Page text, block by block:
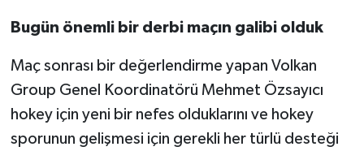
Bugün önemli bir derbi maçın galibi olduk
Maç sonrası bir değerlendirme yapan Volkan
Group Genel Koordinatörü Mehmet Özsayıcı
hokey için yeni bir nefes olduklarını ve hokey
sporunun gelişmesi için gerekli her türlü desteği